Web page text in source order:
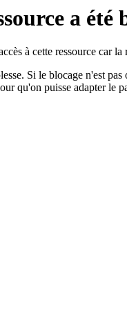
a été
à cette ressource car
Si le blocage n'est
qu'on puisse adapter le